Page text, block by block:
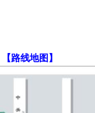
【路线地图】